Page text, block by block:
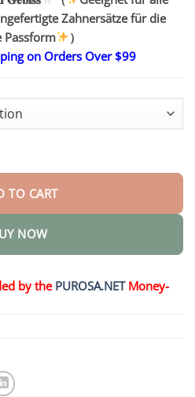
Zahnersätze für die
Passform
）
on Orders Over $99
TO CART
NOW
by the PUROSA.NETMoney-